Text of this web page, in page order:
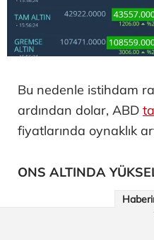
Bu nedenle istihdam
ardından dolar, ABD
fiyatlarında oynaklık
ONS ALTINDA